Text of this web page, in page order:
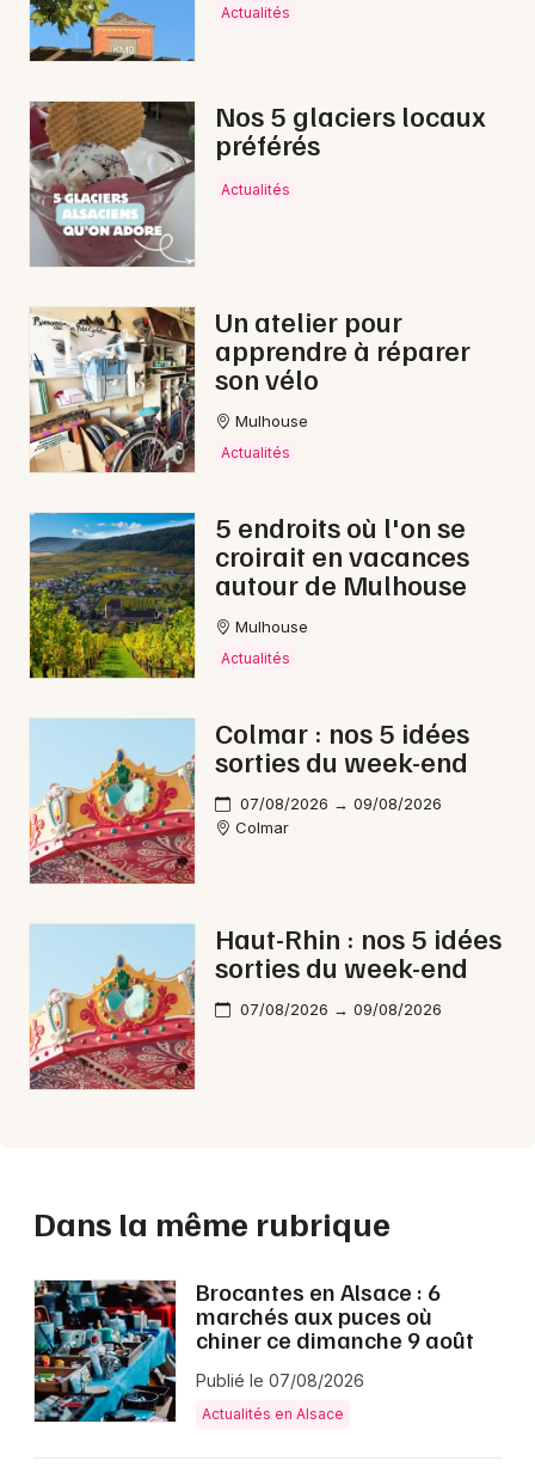
Actualités
Nos 5 glaciers locaux
préférés
Actualités
Un atelier pour
apprendre à réparer
son vélo
Mulhouse
Actualités
5 endroits où l'on se
croirait en vacances
autour de Mulhouse
Mulhouse
Actualités
Colmar : nos 5 idées
sorties du week-end
07/08/2026 → 09/08/2026
Colmar
Haut-Rhin : nos 5 idées
sorties du week-end
07/08/2026 → 09/08/2026
Dans la même rubrique
Brocantes en Alsace : 6
marchés aux puces où
chiner ce dimanche 9 août
Publié le 07/08/2026
Actualités en Alsace